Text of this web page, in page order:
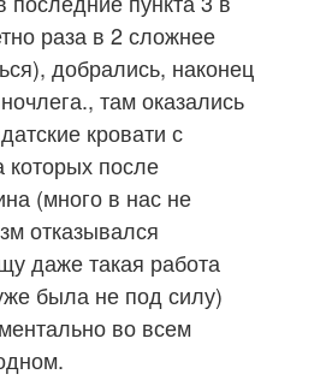
раза в 2 сложнее
добрались, наконец
там оказались
кровати с
которых после
(много в нас не
отказывался
даже такая работа
была не под силу)
во всем